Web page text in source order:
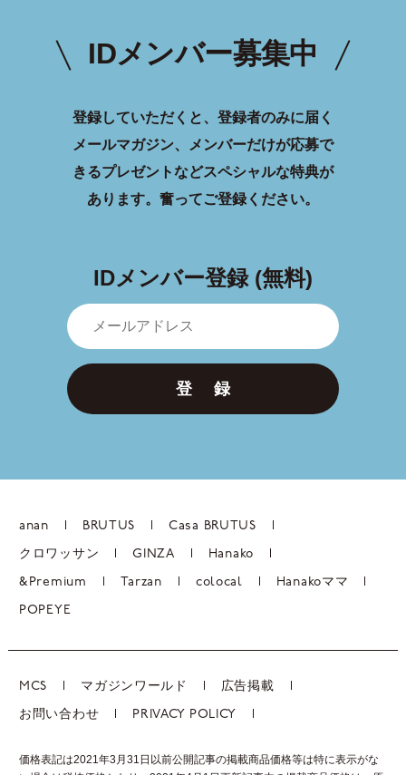
IDメンバー募集中
登録していただくと、登録者のみに届く
メールマガジン、メンバーだけが応募で
きるプレゼントなどスペシャルな特典が
あります。 奮ってご登録ください。
IDメンバー登録 (無料)
登 録
anan BRUTUS Casa BRUTUS
クロワッサン GINZA Hanako
&Premium Tarzan colocal Hanakoママ
POPEYE
MCS マガジンワールド 広告掲載
お問い合わせ PRIVACY POLICY
価格表記は2021年3月31日以前公開記事の掲載商品価格等は特に表示がな